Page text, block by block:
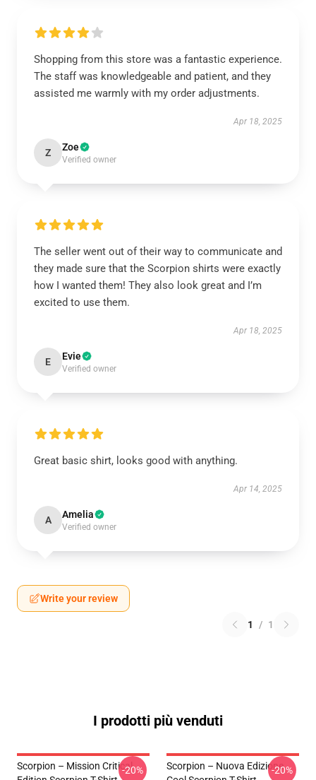
Shopping from this store was a fantastic experience.
The staff was knowledgeable and patient, and they
assisted me warmly with my order adjustments.
Apr 18, 2025
Z Zoe
Verified owner
The seller went out of their way to communicate and
they made sure that the Scorpion shirts were exactly
how I wanted them! They also look great and I’m
excited to use them.
Apr 18, 2025
E Evie
Verified owner
Great basic shirt, looks good with anything.
Apr 14, 2025
A Amelia
Verified owner
Write your review
1 / 1
I prodotti più venduti
Scorpion – Mission Critical-20%
Scorpion – Nuova Edizione-20%